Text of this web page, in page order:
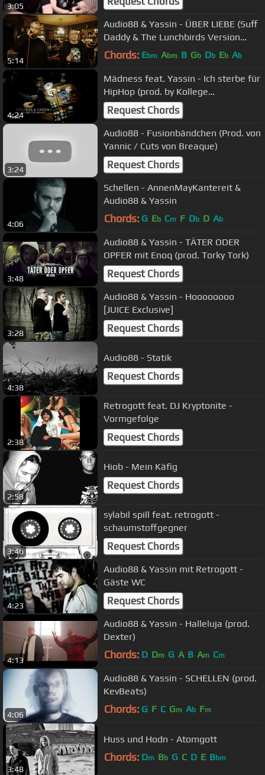
3:05
5:14
Audio88 & Yassin - ÜBER LIEBE (Suff
Daddy & The Lunchbirds Version
2017) // Livesession
Chords: Ebm Abm B Gb Db Eb Ab
4:24
Mädness feat. Yassin - Ich sterbe für
HipHop (prod. by Kollege
Schnürschuh)
Request Chords
3:24
Audio88 - Fusionbändchen (Prod. von
Yannic / Cuts von Breaque)
Request Chords
4:06
Schellen - AnnenMayKantereit &
Audio88 & Yassin
Chords: G Eb Cm F Db D Ab
3:48
Audio88 & Yassin - TÄTER ODER
OPFER mit Enoq (prod. Torky Tork)
Request Chords
3:28
Audio88 & Yassin - Hoooooooo
[JUICE Exclusive]
Request Chords
4:38
Audio88 - Statik
Request Chords
2:38
Retrogott feat. DJ Kryptonite -
Vormgefolge
Request Chords
2:58
Hiob - Mein Käfig
Request Chords
3:46
sylabil spill feat. retrogott -
schaumstoffgegner
Request Chords
4:23
Audio88 & Yassin mit Retrogott -
Gäste WC
Request Chords
4:13
Audio88 & Yassin - Halleluja (prod.
Dexter)
Chords: D Dm G A B Am Cm
4:06
Audio88 & Yassin - SCHELLEN (prod.
KevBeats)
Chords: G F C Gm Ab Fm
3:48
Huss und Hodn - Atomgott
Chords: Dm Bb G C D E Bbm